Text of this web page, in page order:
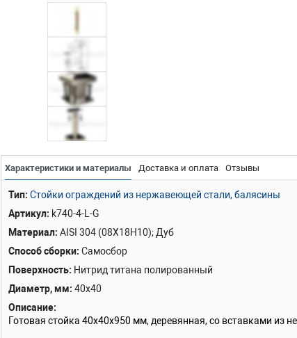
Характеристики и материалы Доставка и оплата Отзывы
Тип Стойки ограждений из нержавеющей стали, балясины
Артикул k740-4-L-G
Материал AISI 304 (08Х18Н10); Дуб
Способ сборки Самосбор
Поверхность Нитрид титана полированный
Диаметр, мм 40х40
Описание
Готовая стойка 40х40х950 мм, деревянная, со вставками